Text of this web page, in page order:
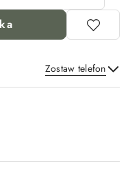
Zostaw telefon